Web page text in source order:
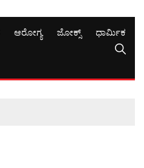
ಆರೋಗ್ಯ ಜೋಕ್ಸ್ ಧಾರ್ಮಿಕ